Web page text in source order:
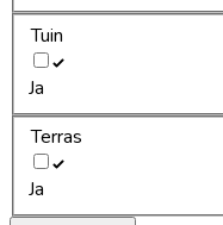
Tuin
Ja
Terras
Ja